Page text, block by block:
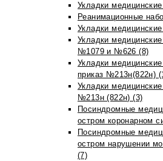
Укладки
Реанимационные
Укладки
Укладки
№1079 и №626 (8)
Укладки
приказ №213н(822н)
Укладки
№213н (822н) (3)
Посиндромные
остром коронарном
Посиндромные
остром нарушении
(7)